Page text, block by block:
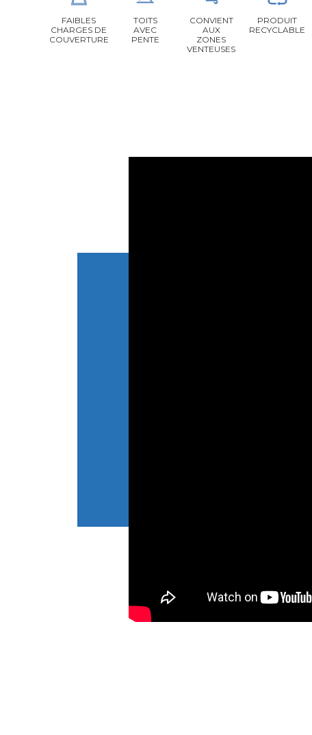
FAIBLES
CHARGES DE
COUVERTURE
TOITS
AVEC
PENTE
CONVIENT
AUX
ZONES
VENTEUSES
PRODUIT
RECYCLABLE